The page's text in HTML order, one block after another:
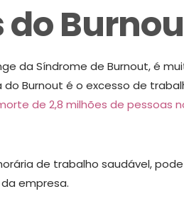
do
da Síndrome de Burnout, é
Burnout é o excesso de
de 2,8 milhões de pessoas
de trabalho saudável,
empresa.